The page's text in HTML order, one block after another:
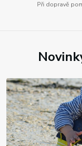
Při dopravě